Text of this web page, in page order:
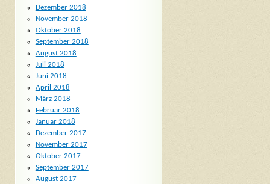
Dezember 2018
November 2018
Oktober 2018
September 2018
August 2018
Juli 2018
Juni 2018
April 2018
März 2018
Februar 2018
Januar 2018
Dezember 2017
November 2017
Oktober 2017
September 2017
August 2017